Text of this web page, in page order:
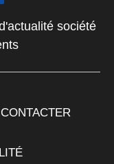
société